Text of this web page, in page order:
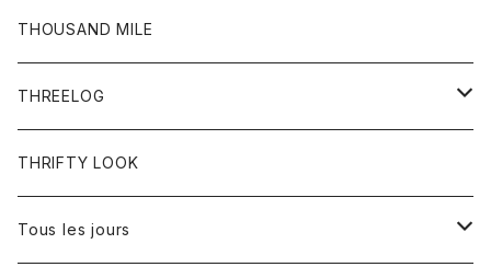
ワンピース
コート
ジーンズ
ショートパンツ
トップス
Tシャツ
THOUSAND MILE
THREELOG
トップス
Tシャツ
THRIFTY LOOK
Tous les jours